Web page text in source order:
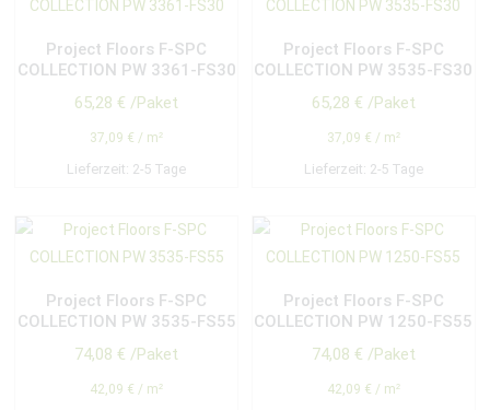
Project Floors F-SPC
COLLECTION PW 3361-FS30
65,28€ /Paket
37,09 € / m²
Lieferzeit: 2-5 Tage
Project Floors F-SPC
COLLECTION PW 3535-FS30
65,28 € /Paket
37,09 € / m²
Lieferzeit: 2-5 Tage
Project Floors F-SPC
COLLECTION PW 3535-FS55
74,08€ /Paket
42,09 € / m²
Project Floors F-SPC
COLLECTION PW 1250-FS55
74,08 € /Paket
42,09 € / m²